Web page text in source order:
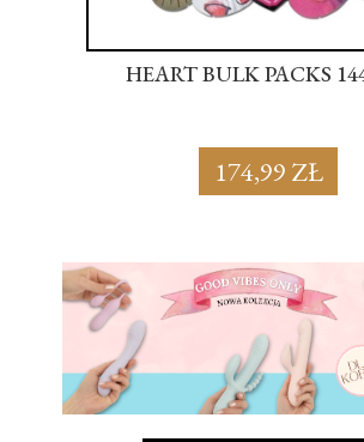
HEART BULK PACKS
174,99 ZŁ